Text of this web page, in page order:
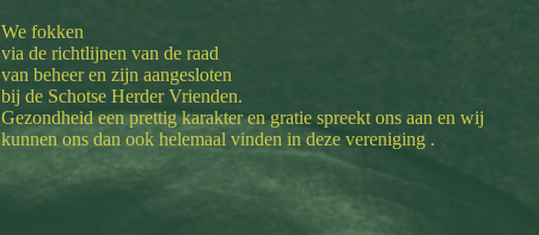
We fokken
via de richtlijnen van de raad
van beheer en zijn aangesloten
bij de Schotse Herder Vrienden.
Gezondheid een prettig karakter en gratie spreekt ons aan en wij
kunnen ons dan ook helemaal vinden in deze vereniging .